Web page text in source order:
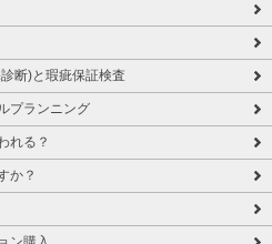
断)と瑕疵保証検査
プランニング
れる？
か？